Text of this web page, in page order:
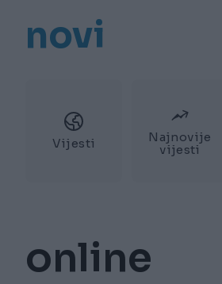
novi
Vijesti
Najnovije
vijesti
online